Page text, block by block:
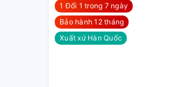
1 Đổi 1 trong 7 ngày
Bảo hành 12 tháng
Xuất xứ Hàn Quốc